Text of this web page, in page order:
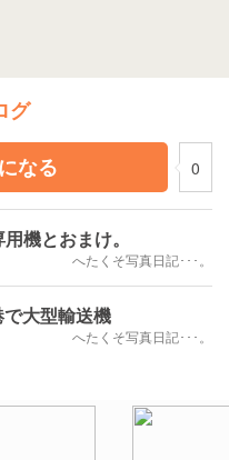
グ
なる
0
機とおまけ。
へたくそ写真日記･･･。
大型輸送機
へたくそ写真日記･･･。